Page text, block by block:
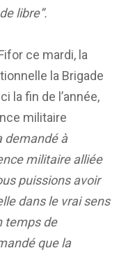
libre”.
ce mardi, la
la Brigade
la fin de l’année,
militaire
demandé à
militaire alliée
puissions avoir
dans le vrai sens
temps de
que la